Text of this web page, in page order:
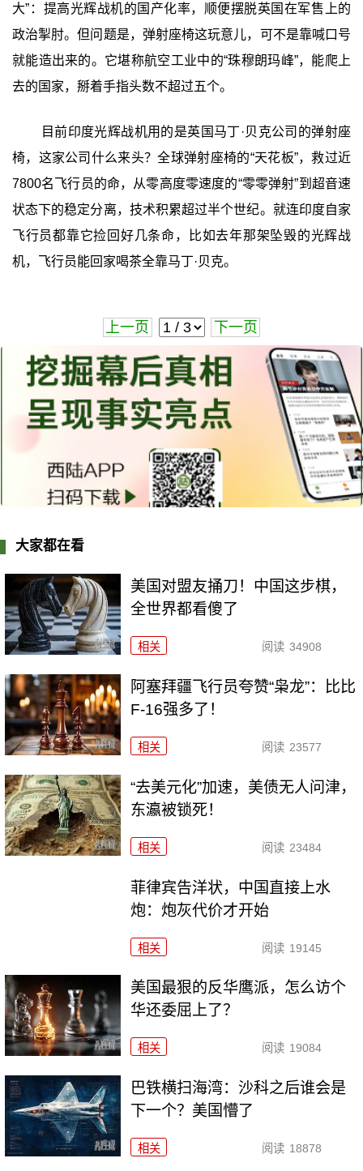
大”：提高光辉战机的国产化率，顺便摆脱英国在军售上的
政治掣肘。但问题是，弹射座椅这玩意儿，可不是靠喊口号
就能造出来的。它堪称航空工业中的“珠穆朗玛峰”，能爬上
去的国家，掰着手指头数不超过五个。
目前印度光辉战机用的是英国马丁·贝克公司的弹射座
椅，这家公司什么来头？全球弹射座椅的“天花板”，救过近
7800名飞行员的命，从零高度零速度的“零零弹射”到超音速
状态下的稳定分离，技术积累超过半个世纪。就连印度自家
飞行员都靠它捡回好几条命，比如去年那架坠毁的光辉战
机，飞行员能回家喝茶全靠马丁·贝克。
上一页 下一页
大家都在看
美国对盟友捅刀！中国这步棋，
全世界都看傻了
相关 阅读 34908
阿塞拜疆飞行员夸赞“枭龙”：比比
F-16强多了！
相关 阅读 23577
“去美元化”加速，美债无人问津，
东瀛被锁死！
相关 阅读 23484
菲律宾告洋状，中国直接上水
炮：炮灰代价才开始
相关 阅读 19145
美国最狠的反华鹰派，怎么访个
华还委屈上了？
相关 阅读 19084
巴铁横扫海湾：沙科之后谁会是
下一个？美国懵了
相关 阅读 18878